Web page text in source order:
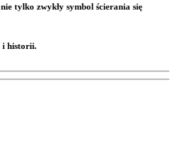
tylko zwykły symbol ścierania się
i historii.